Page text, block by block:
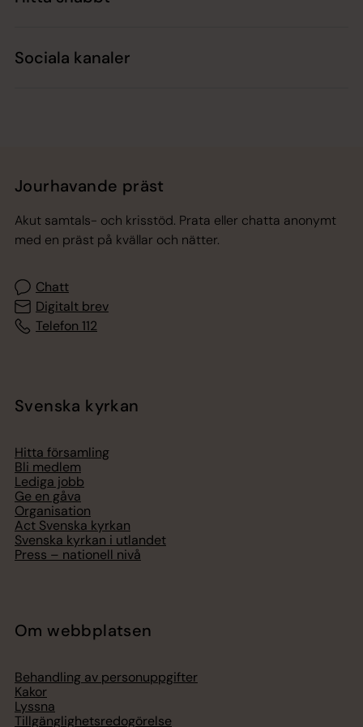
Sociala kanaler
Jourhavande präst
Akut samtals- och krisstöd. Prata eller chatta anonymt
med en präst på kvällar och nätter.
Chatt
Digitalt brev
Telefon 112
Svenska kyrkan
Hitta församling
Bli medlem
Lediga jobb
Ge en gåva
Organisation
Act Svenska kyrkan
Svenska kyrkan i utlandet
Press – nationell nivå
Om webbplatsen
Behandling av personuppgifter
Kakor
Lyssna
Tillgänglighetsredogörelse